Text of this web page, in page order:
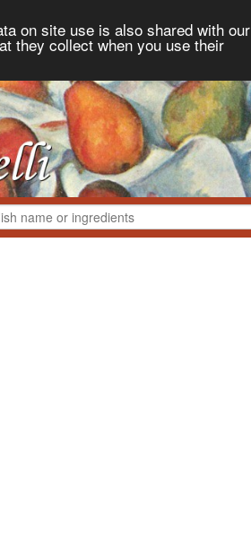
on site use is also shared with our
they collect when you use their